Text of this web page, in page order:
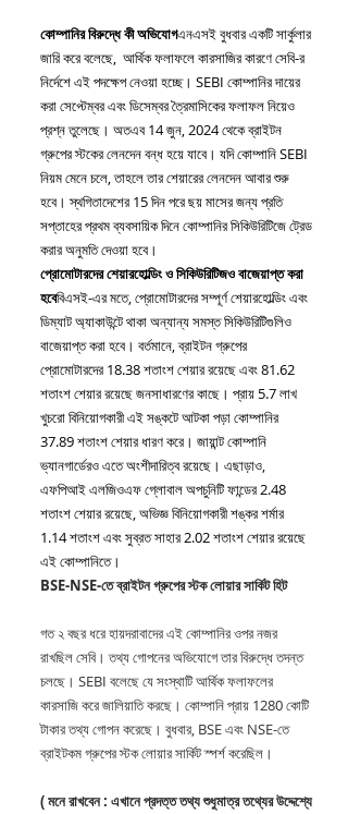
কোম্পানির বিরুদ্ধে কী অভিযোগএনএসই বুধবার একটি সার্কুলার
জারি করে বলেছে,  আর্থিক ফলাফলে কারসাজির কারণে সেবি-র
নির্দেশে এই পদক্ষেপ নেওয়া হচ্ছে। SEBI কোম্পানির দায়ের
করা সেপ্টেম্বর এবং ডিসেম্বর ত্রৈমাসিকের ফলাফল নিয়েও
প্রশ্ন তুলেছে। অতএব 14 জুন, 2024 থেকে ব্রাইটন
গ্রুপের স্টকের লেনদেন বন্ধ হয়ে যাবে। যদি কোম্পানি SEBI
নিয়ম মেনে চলে, তাহলে তার শেয়ারের লেনদেন আবার শুরু
হবে। স্থগিতাদেশের 15 দিন পরে ছয় মাসের জন্য প্রতি
সপ্তাহের প্রথম ব্যবসায়িক দিনে কোম্পানির সিকিউরিটিজে ট্রেড
করার অনুমতি দেওয়া হবে।
প্রোমোটারদের শেয়ারহোল্ডিং ও সিকিউরিটিজও বাজেয়াপ্ত করা
হবেবিএসই-এর মতে, প্রোমোটারদের সম্পূর্ণ শেয়ারহোল্ডিং এবং
ডিম্যাট অ্যাকাউন্টে থাকা অন্যান্য সমস্ত সিকিউরিটিগুলিও
বাজেয়াপ্ত করা হবে। বর্তমানে, ব্রাইটন গ্রুপের
প্রোমোটারদের 18.38 শতাংশ শেয়ার রয়েছে এবং 81.62
শতাংশ শেয়ার রয়েছে জনসাধারণের কাছে। প্রায় 5.7 লাখ
খুচরো বিনিয়োগকারী এই সঙ্কটে আটকা পড়া কোম্পানির
37.89 শতাংশ শেয়ার ধারণ করে। জায়ান্ট কোম্পানি
ভ্যানগার্ডেরও এতে অংশীদারিত্ব রয়েছে। এছাড়াও,
এফপিআই এলজিওএফ গ্লোবাল অপচুনিটি ফান্ডের 2.48
শতাংশ শেয়ার রয়েছে, অভিজ্ঞ বিনিয়োগকারী শঙ্কর শর্মার
1.14 শতাংশ এবং সুব্রত সাহার 2.02 শতাংশ শেয়ার রয়েছে
এই কোম্পানিতে।
BSE-NSE-তে ব্রাইটন গ্রুপের স্টক লোয়ার সার্কিট হিট
গত ২ বছর ধরে হায়দরাবাদের এই কোম্পানির ওপর নজর
রাখছিল সেবি। তথ্য গোপনের অভিযোগে তার বিরুদ্ধে তদন্ত
চলছে। SEBI বলেছে যে সংস্থাটি আর্থিক ফলাফলের
কারসাজি করে জালিয়াতি করছে। কোম্পানি প্রায় 1280 কোটি
টাকার তথ্য গোপন করেছে। বুধবার, BSE এবং NSE-তে
ব্রাইটকম গ্রুপের স্টক লোয়ার সার্কিট স্পর্শ করেছিল।
( মনে রাখবেন : এখানে প্রদত্ত তথ্য শুধুমাত্র তথ্যের উদ্দেশ্যে